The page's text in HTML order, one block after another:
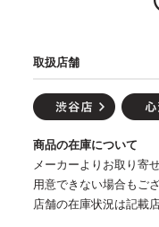
取扱店舗
商品の在庫について
メーカーよりお取り寄
用意できない場合もご
店舗の在庫状況は記載